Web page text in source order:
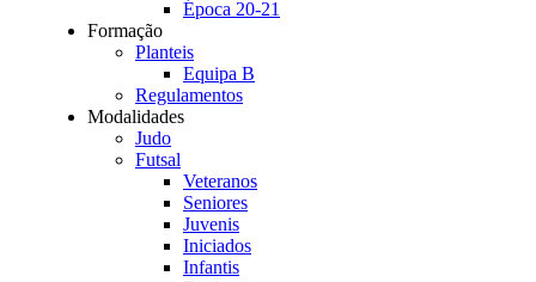
Época 20-21
Formação
Planteis
Equipa B
Regulamentos
Modalidades
Judo
Futsal
Veteranos
Seniores
Juvenis
Iniciados
Infantis